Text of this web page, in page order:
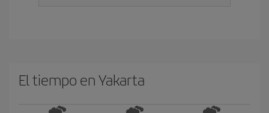
El tiempo en Yakarta